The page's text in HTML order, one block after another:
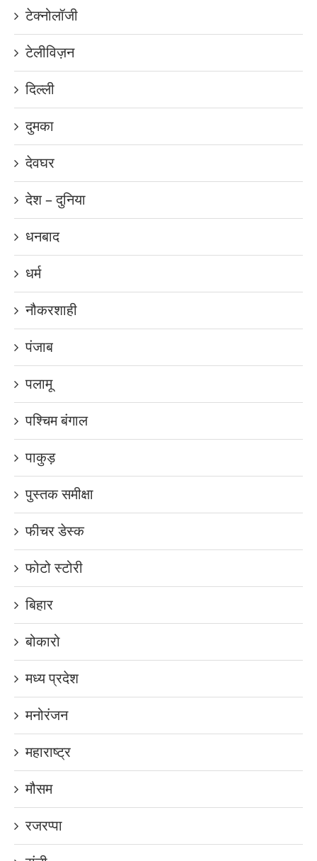
टेक्नोलॉजी
टेलीविज़न
दिल्ली
दुमका
देवघर
देश – दुनिया
धनबाद
धर्म
नौकरशाही
पंजाब
पलामू
पश्चिम बंगाल
पाकुड़
पुस्तक समीक्षा
फीचर डेस्क
फोटो स्टोरी
बिहार
बोकारो
मध्य प्रदेश
मनोरंजन
महाराष्ट्र
मौसम
रजरप्पा